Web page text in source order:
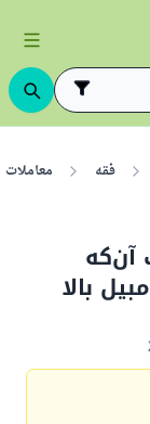
فقه معاملات
آن‌که
بالا